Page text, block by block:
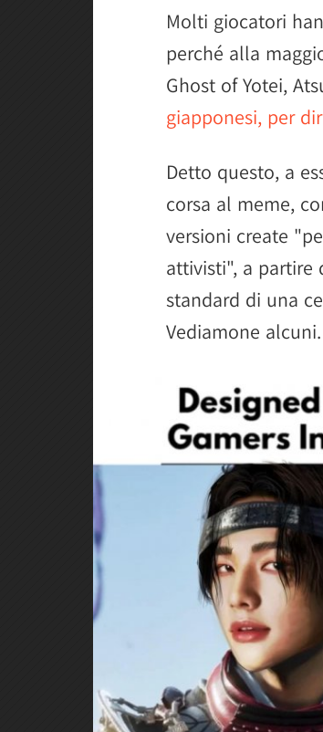
Molti giocatori
perché alla
Ghost of Yotei,
giapponesi, per
Detto questo, a
corsa al meme,
versioni create
attivisti", a partire
standard di una
Vediamone alcuni.